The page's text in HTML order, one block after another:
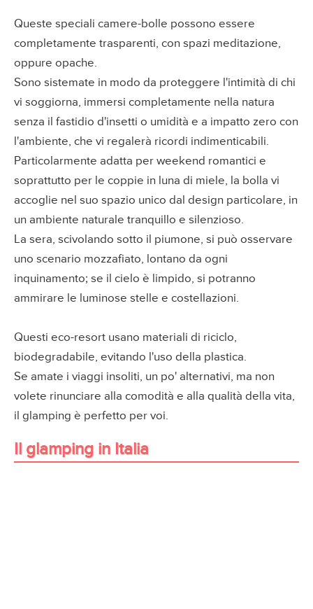
Queste speciali camere-bolle possono essere
completamente trasparenti, con spazi meditazione,
oppure opache.
Sono sistemate in modo da proteggere l'intimità di chi
vi soggiorna, immersi completamente nella natura
senza il fastidio d'insetti o umidità e a impatto zero con
l'ambiente, che vi regalerà ricordi indimenticabili.
Particolarmente adatta per weekend romantici e
soprattutto per le coppie in luna di miele, la bolla vi
accoglie nel suo spazio unico dal design particolare, in
un ambiente naturale tranquillo e silenzioso.
La sera, scivolando sotto il piumone, si può osservare
uno scenario mozzafiato, lontano da ogni
inquinamento; se il cielo è limpido, si potranno
ammirare le luminose stelle e costellazioni.
Questi eco-resort usano materiali di riciclo,
biodegradabile, evitando l'uso della plastica.
Se amate i viaggi insoliti, un po' alternativi, ma non
volete rinunciare alla comodità e alla qualità della vita,
il glamping è perfetto per voi.
Il glamping in Italia